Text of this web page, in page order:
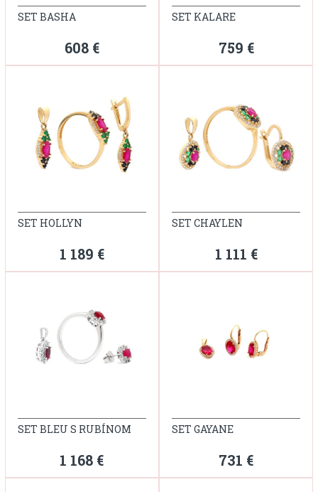
SET BASHA
608 €
SET KALARE
759 €
SET HOLLYN
1 189 €
SET CHAYLEN
1 111 €
SET BLEU S RUBÍNOM
1 168 €
SET GAYANE
731 €